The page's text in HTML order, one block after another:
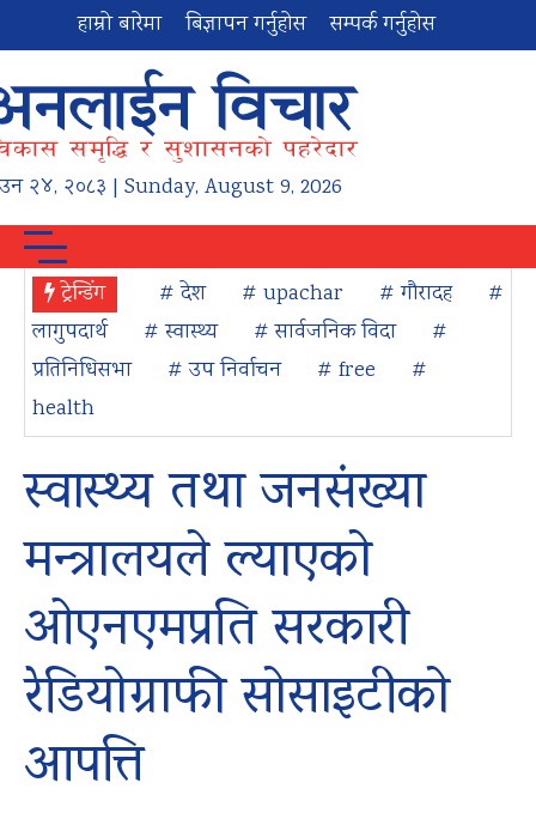
हाम्रो बारेमा बिज्ञापन गर्नुहोस सम्पर्क गर्नुहोस
२४, २०८३ | Sunday, August 9, 2026
ट्रेन्डिंग # देश # upachar # गौरादह
#
लागुपदार्थ
# स्वास्थ्य # सार्वजनिक विदा
#
प्रतिनिधिसभा
# उप निर्वाचन # free
#
health
स्वास्थ्य तथा जनसंख्या
मन्त्रालयले ल्याएको
ओएनएमप्रति सरकारी
रेडियोग्राफी सोसाइटीको
आपत्ति